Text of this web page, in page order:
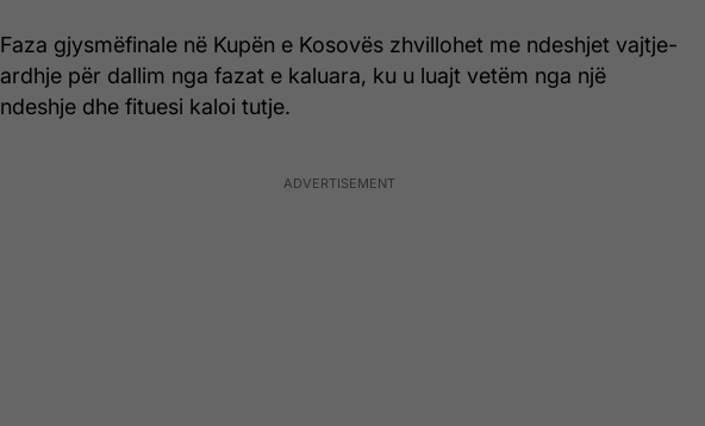
Faza gjysmëfinale në Kupën e Kosovës zhvillohet me ndeshjet vajtje-
ardhje për dallim nga fazat e kaluara, ku u luajt vetëm nga një
ndeshje dhe fituesi kaloi tutje.